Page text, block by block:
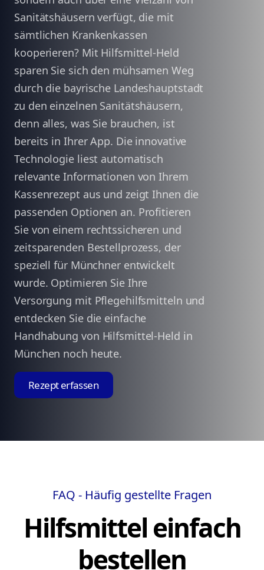
Sanitätshäusern verfügt, die mit
sämtlichen Krankenkassen
kooperieren? Mit Hilfsmittel-Held
sparen Sie sich den mühsamen Weg
durch die bayrische Landeshauptstadt
zu den einzelnen Sanitätshäusern,
denn alles, was Sie brauchen, ist
bereits in Ihrer App. Die innovative
Technologie liest automatisch
relevante Informationen von Ihrem
Kassenrezept aus und zeigt Ihnen die
passenden Optionen an. Profitieren
Sie von einem rechtssicheren und
zeitsparenden Bestellprozess, der
speziell für Münchner entwickelt
wurde. Optimieren Sie Ihre
Versorgung mit Pflegehilfsmitteln und
entdecken Sie die einfache
Handhabung von Hilfsmittel-Held in
München noch heute.
Rezept erfassen
FAQ - Häufig gestellte Fragen
Hilfsmittel einfach
bestellen